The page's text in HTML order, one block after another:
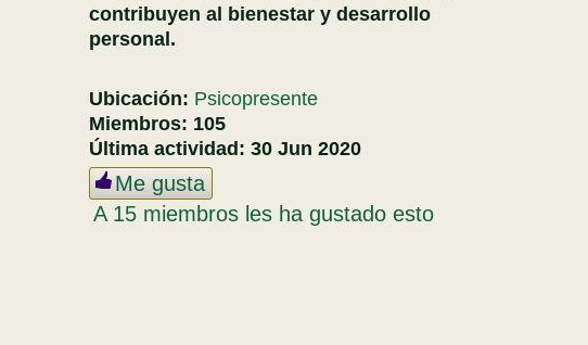
contribuyen al bienestar y desarrollo
personal.
Ubicación: Psicopresente
Miembros: 105
Última actividad: 30 Jun 2020
Me gusta
A 15 miembros les ha gustado esto